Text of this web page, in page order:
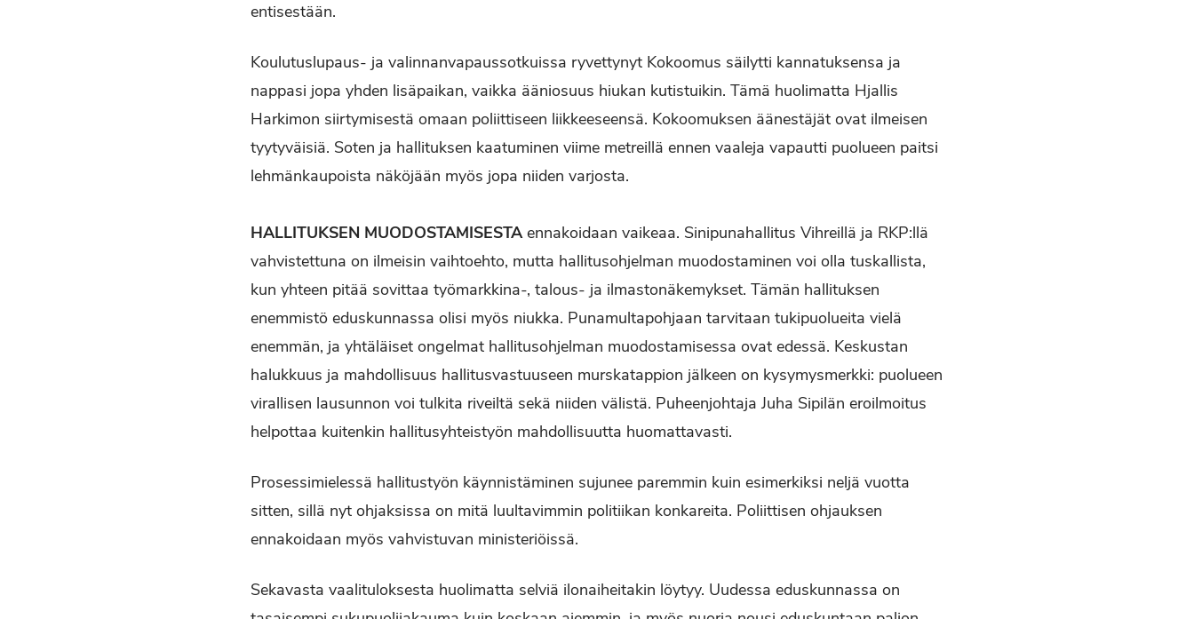
entisestään.
Koulutuslupaus- ja valinnanvapaussotkuissa ryvettynyt Kokoomus säilytti kannatuksensa ja
nappasi jopa yhden lisäpaikan, vaikka ääniosuus hiukan kutistuikin. Tämä huolimatta Hjallis
Harkimon siirtymisestä omaan poliittiseen liikkeeseensä. Kokoomuksen äänestäjät ovat ilmeisen
tyytyväisiä. Soten ja hallituksen kaatuminen viime metreillä ennen vaaleja vapautti puolueen paitsi
lehmänkaupoista näköjään myös jopa niiden varjosta.
HALLITUKSEN MUODOSTAMISESTAennakoidaan vaikeaa. Sinipunahallitus Vihreillä ja RKP:llä
vahvistettuna on ilmeisin vaihtoehto, mutta hallitusohjelman muodostaminen voi olla tuskallista,
kun yhteen pitää sovittaa työmarkkina-, talous- ja ilmastonäkemykset. Tämän hallituksen
enemmistö eduskunnassa olisi myös niukka. Punamultapohjaan tarvitaan tukipuolueita vielä
enemmän, ja yhtäläiset ongelmat hallitusohjelman muodostamisessa ovat edessä. Keskustan
halukkuus ja mahdollisuus hallitusvastuuseen murskatappion jälkeen on kysymysmerkki: puolueen
virallisen lausunnon voi tulkita riveiltä sekä niiden välistä. Puheenjohtaja Juha Sipilän eroilmoitus
helpottaa kuitenkin hallitusyhteistyön mahdollisuutta huomattavasti.
Prosessimielessä hallitustyön käynnistäminen sujunee paremmin kuin esimerkiksi neljä vuotta
sitten, sillä nyt ohjaksissa on mitä luultavimmin politiikan konkareita. Poliittisen ohjauksen
ennakoidaan myös vahvistuvan ministeriöissä.
Sekavasta vaalituloksesta huolimatta selviä ilonaiheitakin löytyy. Uudessa eduskunnassa on